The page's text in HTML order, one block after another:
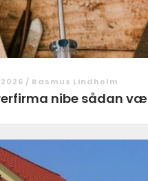
/ Rasmus Lindholm
Tømrerfirma